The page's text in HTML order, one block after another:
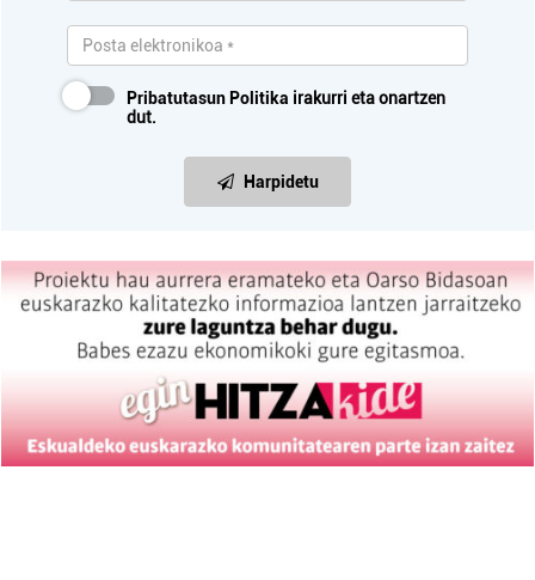
Pribatutasun Politika irakurri eta onartzen
dut.
Harpidetu